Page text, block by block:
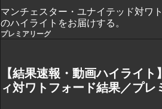
マンチェスター・ユナイテッド対ワ
のハイライトをお届けする。
プレミアリーグ
【結果速報・動画ハイライ
ィ対ワトフォード結果／プ